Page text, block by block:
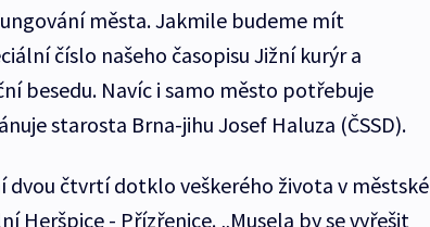
města. Jakmile budeme mít
číslo našeho časopisu Jižní kurýr a
besedu. Navíc i samo město potřebuje
starosta Brna-jihu Josef Haluza (ČSSD).
dvou čtvrtí dotklo veškerého života v městské
Heršpice - Přízřenice. „Musela by se vyřešit